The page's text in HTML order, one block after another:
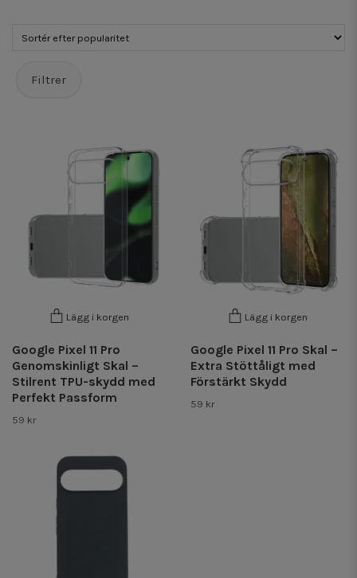
Filtrer
Lägg i korgen
Google Pixel 11 Pro
Genomskinligt Skal –
Stilrent TPU-skydd med
Perfekt Passform
59 kr
Lägg i korgen
Google Pixel 11 Pro Skal –
Extra Stöttåligt med
Förstärkt Skydd
59 kr